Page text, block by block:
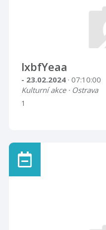
lxbfYeaa
- 23.02.2024 · 07:10:00
Kulturní akce · Ostrava
1